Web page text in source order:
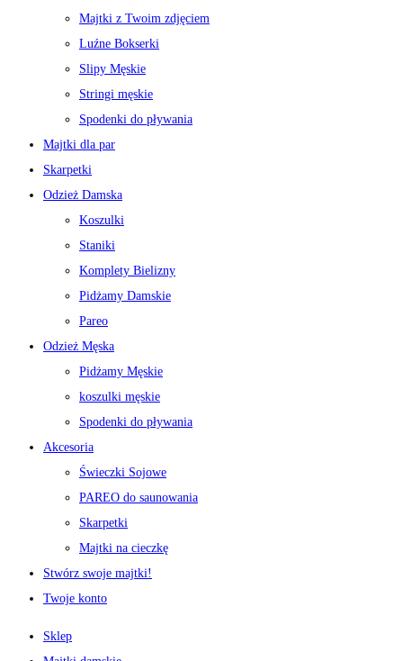
Majtki z Twoim zdjęciem
Luźne Bokserki
Slipy Męskie
Stringi męskie
Spodenki do pływania
Majtki dla par
Skarpetki
Odzież Damska
Koszulki
Staniki
Komplety Bielizny
Pidżamy Damskie
Pareo
Odzież Męska
Pidżamy Męskie
koszulki męskie
Spodenki do pływania
Akcesoria
Świeczki Sojowe
PAREO do saunowania
Skarpetki
Majtki na cieczkę
Stwórz swoje majtki!
Twoje konto
Sklep